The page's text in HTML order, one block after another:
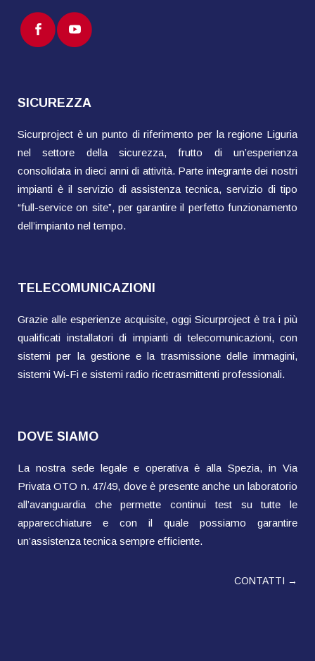
SICUREZZA
Sicurproject è un punto di riferimento per la regione Liguria
nel settore della sicurezza, frutto di un’esperienza
consolidata in dieci anni di attività. Parte integrante dei nostri
impianti è il servizio di assistenza tecnica, servizio di tipo
“full-service on site”, per garantire il perfetto funzionamento
dell’impianto nel tempo.
TELECOMUNICAZIONI
Grazie alle esperienze acquisite, oggi Sicurproject è tra i più
qualificati installatori di impianti di telecomunicazioni, con
sistemi per la gestione e la trasmissione delle immagini,
sistemi Wi-Fi e sistemi radio ricetrasmittenti professionali.
DOVE SIAMO
La nostra sede legale e operativa è alla Spezia, in Via
Privata OTO n. 47/49, dove è presente anche un laboratorio
all’avanguardia che permette continui test su tutte le
apparecchiature e con il quale possiamo garantire
un’assistenza tecnica sempre efficiente.
CONTATTI →